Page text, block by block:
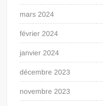
mars 2024
février 2024
janvier 2024
décembre 2023
novembre 2023